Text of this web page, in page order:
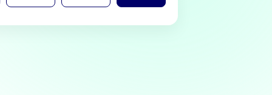
voor social media,
aan ze hebt verstrekt of die
RECHTS
LINKS
RECHTS